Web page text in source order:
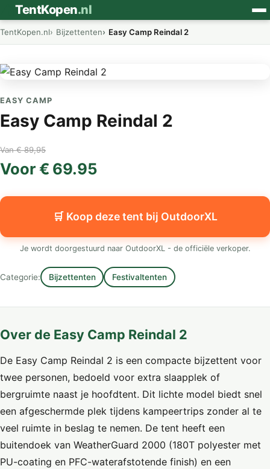
TentKopen.nl
TentKopen.nl Bijzettenten Easy Camp Reindal 2
EASY CAMP
Easy Camp Reindal 2
Van € 89,95
Voor € 69.95
🛒 Koop deze tent bij OutdoorXL
Je wordt doorgestuurd naar OutdoorXL - de officiële verkoper.
Categorie: Bijzettenten Festivaltenten
Over de Easy Camp Reindal 2
De Easy Camp Reindal 2 is een compacte bijzettent voor
twee personen, bedoeld voor extra slaapplek of
bergruimte naast je hoofdtent. Dit lichte model biedt snel
een afgeschermde plek tijdens kampeertrips zonder al te
veel ruimte in beslag te nemen. De tent heeft een
buitendoek van WeatherGuard 2000 (180T polyester met
PU-coating en PFC-waterafstotende finish) en een